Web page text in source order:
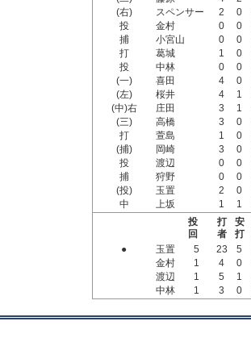
(右)
スペンサー 2 0
投
金村 0 0
捕
小宮山 0 0
打
葛城 1 0
投
中林 0 0
(一)
喜田 4 0
(左)
桜井 4 1
(中)右
庄田 3 1
(三)
高橋 3 0
打
萱島 1 0
(捕)
岡崎 3 0
投
渡辺 0 0
捕
狩野 0 0
(投)
玉置 2 0
中
上坂 1 1
投
回
打
者
安
打
●
玉置 5 23 5
金村
1 4 0
渡辺
1 5 1
中林
1 3 0